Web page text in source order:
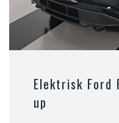
Elektrisk Ford
up